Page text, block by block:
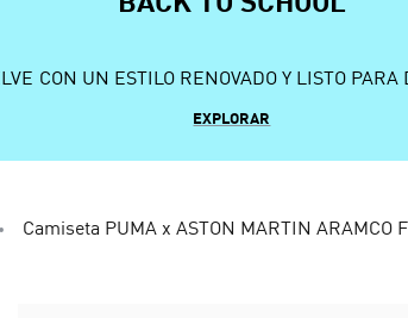
CON UN ESTILO RENOVADO Y LISTO PARA
EXPLORAR
Camiseta PUMA x ASTON MARTIN